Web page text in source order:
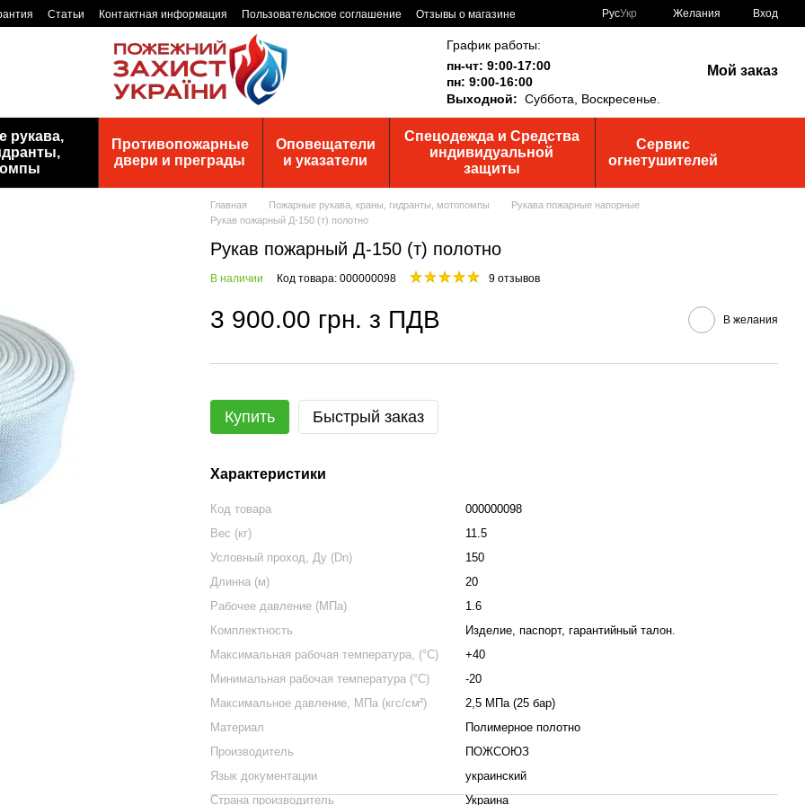
Статьи Контактная информация Пользовательское соглашение
Отзывы о магазине
РусУкр Желания Вход
График работы:
пн-чт: 9:00-17:00
пн: 9:00-16:00
Выходной: Суббота, Воскресенье.
Мой заказ
рукава,
Противопожарные
двери и преграды
Оповещатели
и указатели
Спецодежда и Средства
индивидуальной
защиты
Сервис
огнетушителей
Главная Пожарные рукава, краны, гидранты, мотопомпы
Рукава пожарные напорные
Рукав пожарный Д-150 (т) полотно
Рукав пожарный Д-150 (т) полотно
В наличии Код товара: 000000098 9 отзывов
3 900.00 грн. з ПДВ В желания
Купить Быстрый заказ
Характеристики
Код товара
000000098
Вес (кг)
11.5
Условный проход, Ду (Dn)
150
Длинна (м)
20
Рабочее давление (МПа)
1.6
Комплектность
Изделие, паспорт, гарантийный талон.
Максимальная рабочая температура, (°C)
+40
Минимальная рабочая температура (°C)
-20
Максимальное давление, МПа (кгс/см²)
2,5 МПа (25 бар)
Материал
Полимерное полотно
Производитель
ПОЖСОЮЗ
Язык документации
украинский
Страна производитель
Украина